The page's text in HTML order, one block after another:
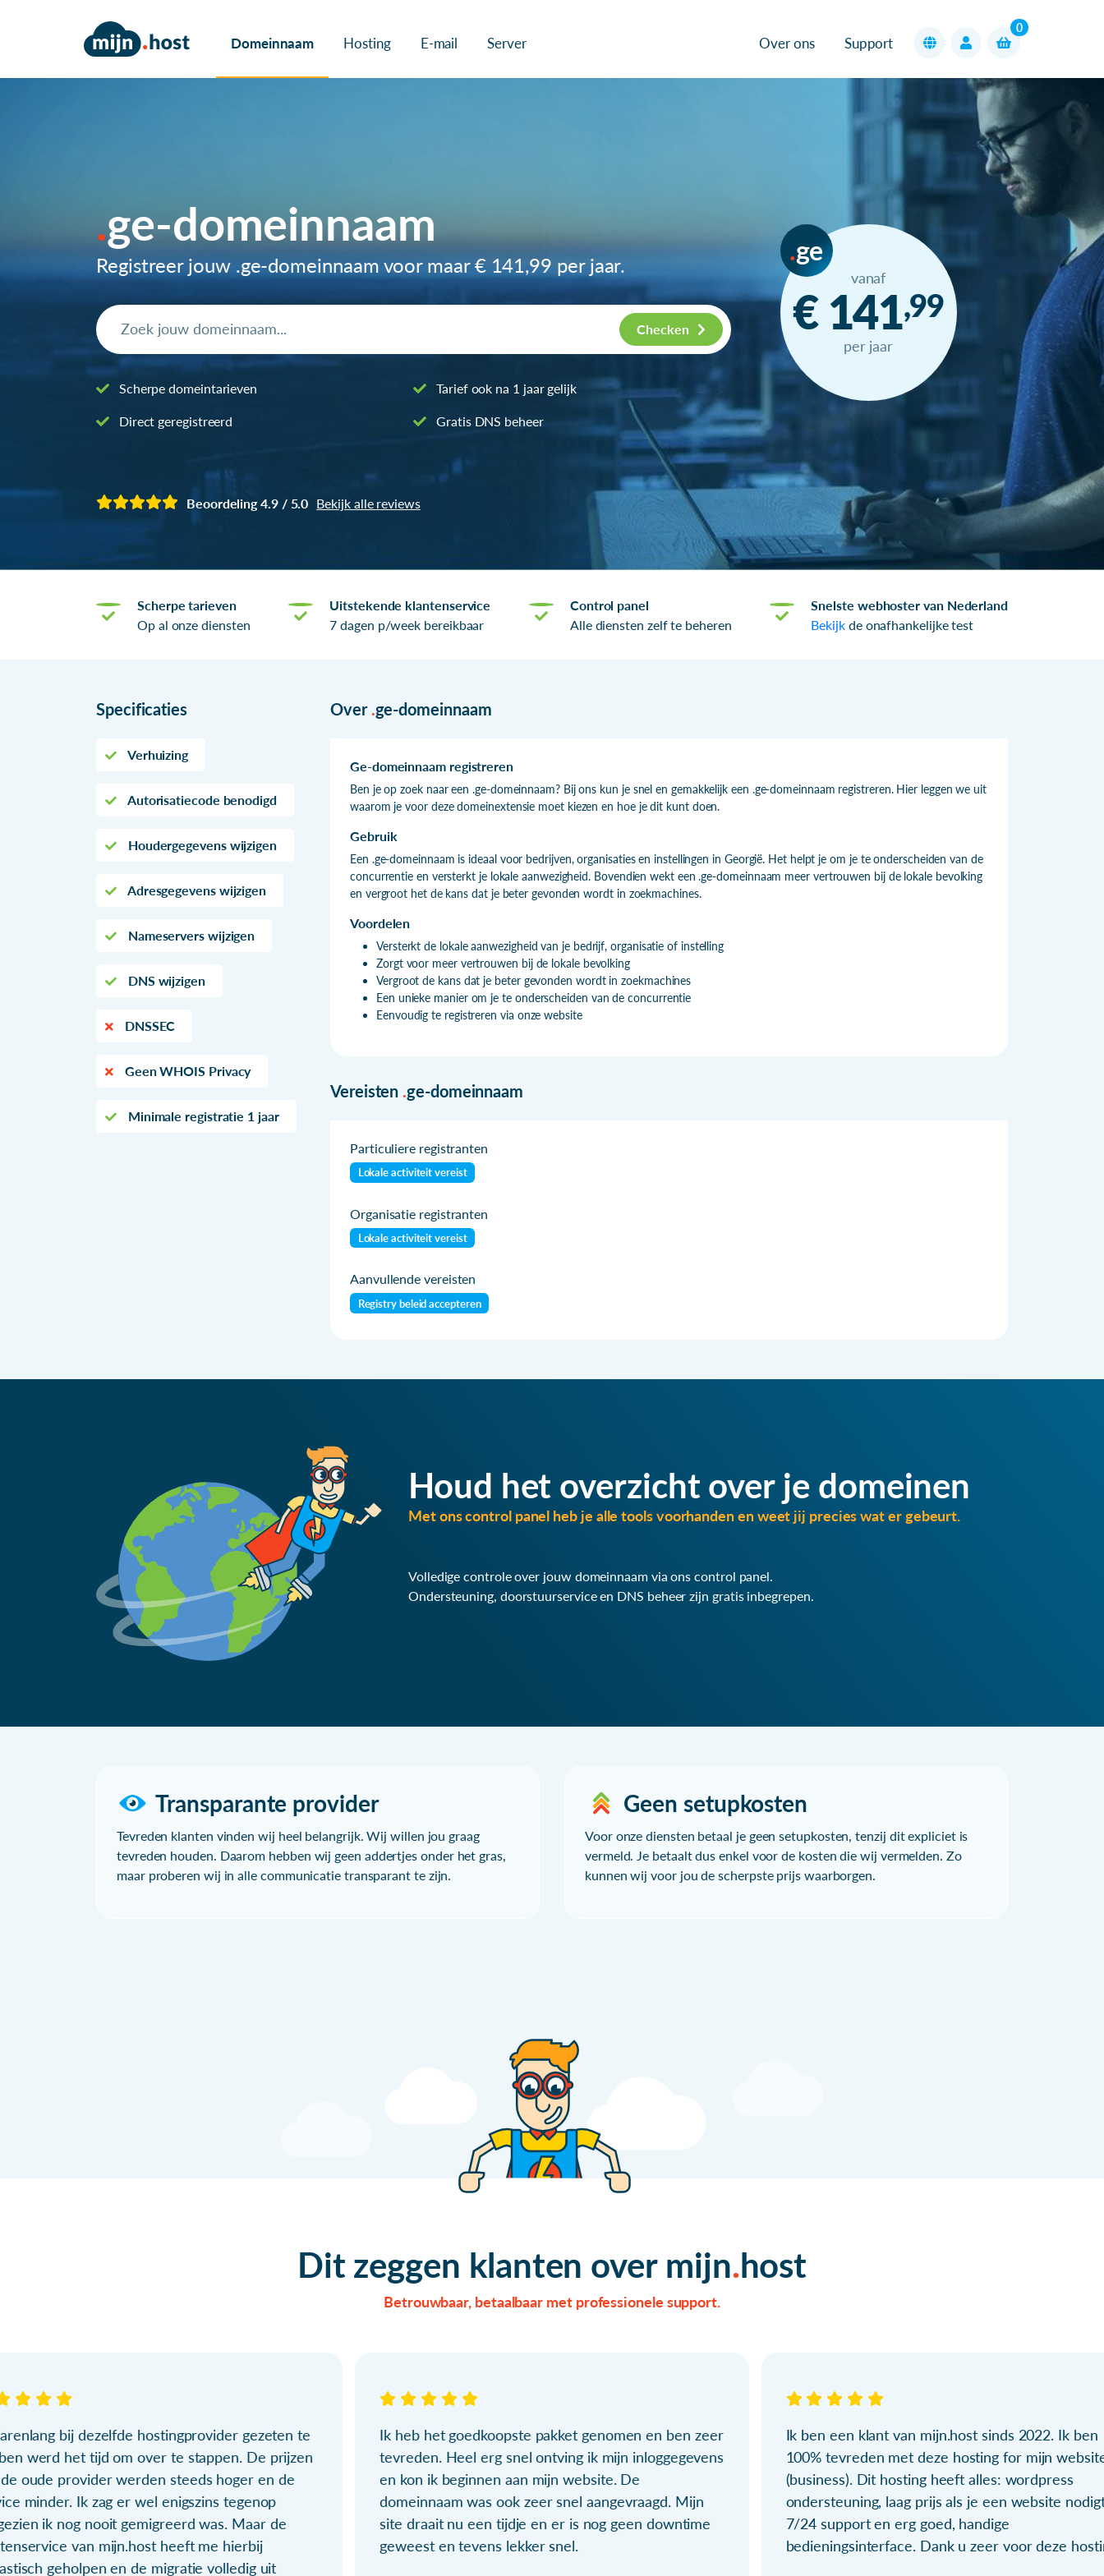
Domeinnaam Hosting E-mail Server Over ons Support
0
ge-domeinnaam
Registreer jouw .ge-domeinnaam voor maar€ 141,99 per jaar.
Checken
Scherpe domeintarieven
Direct geregistreerd
Tarief ook na 1 jaar gelijk
Gratis DNS beheer
ge
vanaf
€ 141,99
per jaar
Beoordeling 4.9 / 5.0 Bekijk alle reviews
Scherpe tarieven
Op al onze diensten
Uitstekende klantenservice
7 dagen p/week bereikbaar
Control panel
Alle diensten zelf te beheren
Snelste webhoster van Nederland
Bekijkde onafhankelijke test
Specificaties
Verhuizing
Autorisatiecode benodigd
Houdergegevens wijzigen
Adresgegevens wijzigen
Nameservers wijzigen
DNS wijzigen
DNSSEC
Geen WHOIS Privacy
Minimale registratie 1 jaar
Over .ge-domeinnaam
Ge-domeinnaam registreren
Ben je op zoek naar een .ge-domeinnaam? Bij ons kun je snel en gemakkelijk een .ge-domeinnaam registreren. Hier leggen we uit
waarom je voor deze domeinextensie moet kiezen en hoe je dit kunt doen.
Gebruik
Een .ge-domeinnaam is ideaal voor bedrijven, organisaties en instellingen in Georgië. Het helpt je om je te onderscheiden van de
concurrentie en versterkt je lokale aanwezigheid. Bovendien wekt een .ge-domeinnaam meer vertrouwen bij de lokale bevolking
en vergroot het de kans dat je beter gevonden wordt in zoekmachines.
Voordelen
Versterkt de lokale aanwezigheid van je bedrijf, organisatie of instelling
Zorgt voor meer vertrouwen bij de lokale bevolking
Vergroot de kans dat je beter gevonden wordt in zoekmachines
Een unieke manier om je te onderscheiden van de concurrentie
Eenvoudig te registreren via onze website
Vereisten .ge-domeinnaam
Particuliere registranten
Lokale activiteit vereist
Organisatie registranten
Lokale activiteit vereist
Aanvullende vereisten
Registry beleid accepteren
Houd het overzicht over je domeinen
Met ons control panel heb je alle tools voorhanden en weet jij precies wat er gebeurt.
Volledige controle over jouw domeinnaam via ons control panel.
Ondersteuning, doorstuurservice en DNS beheer zijn gratis inbegrepen.
Transparante provider
Tevreden klanten vinden wij heel belangrijk. Wij willen jou graag
tevreden houden. Daarom hebben wij geen addertjes onder het gras,
maar proberen wij in alle communicatie transparant te zijn.
Geen setupkosten
Voor onze diensten betaal je geen setupkosten, tenzij dit expliciet is
vermeld. Je betaalt dus enkel voor de kosten die wij vermelden. Zo
kunnen wij voor jou de scherpste prijs waarborgen.
Dit zeggen klanten over mijn host
Betrouwbaar, betaalbaar met professionele support.
bij dezelfde hostingprovider gezeten te
werd het tijd om over te stappen. De prijzen
oude provider werden steeds hoger en de
minder. Ik zag er wel enigszins tegenop
ik nog nooit gemigreerd was. Maar de
van mijn.host heeft me hierbij
geholpen en de migratie volledig uit
Ik heb het goedkoopste pakket genomen en ben zeer
tevreden. Heel erg snel ontving ik mijn inloggegevens
en kon ik beginnen aan mijn website. De
domeinnaam was ook zeer snel aangevraagd. Mijn
site draait nu een tijdje en er is nog geen downtime
geweest en tevens lekker snel.
Ik ben een klant van mijn.host sinds 2022. Ik ben
100% tevreden met deze hosting for mijn
(business). Dit hosting heeft alles: wordpress
ondersteuning, laag prijs als je een website
7/24 support en erg goed, handige
bedieningsinterface. Dank u zeer voor deze